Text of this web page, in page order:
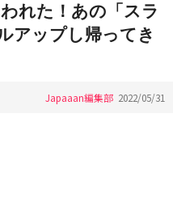
れた！あの「スラ
アップし帰ってき
Japaaan編集部 2022/05/31